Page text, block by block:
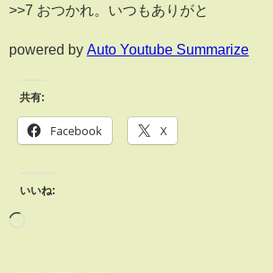
>>7 おつかれ。いつもありがと
powered by Auto Youtube Summarize
共有:
Facebook X
いいね: